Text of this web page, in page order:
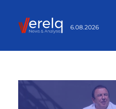
6.08.2026